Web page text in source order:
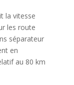
la vitesse
les route
séparateur
en
au 80 km